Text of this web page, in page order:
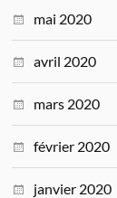
mai 2020
avril 2020
mars 2020
février 2020
janvier 2020